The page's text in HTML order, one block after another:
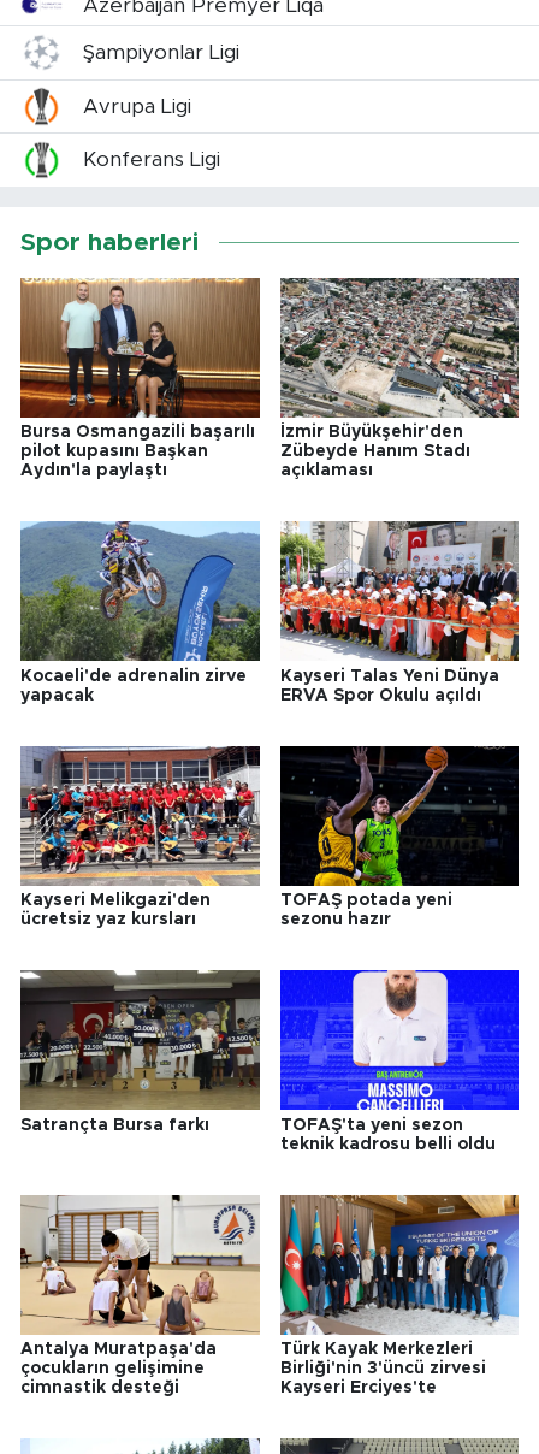
Azerbaijan Premyer Liqa
Şampiyonlar Ligi
Avrupa Ligi
Konferans Ligi
Spor haberleri
Bursa Osmangazili başarılı
pilot kupasını Başkan
Aydın'la paylaştı
İzmir Büyükşehir'den
Zübeyde Hanım Stadı
açıklaması
Kocaeli'de adrenalin zirve
yapacak
Kayseri Talas Yeni Dünya
ERVA Spor Okulu açıldı
Kayseri Melikgazi'den
ücretsiz yaz kursları
TOFAŞ potada yeni
sezonu hazır
Satrançta Bursa farkı
TOFAŞ'ta yeni sezon
teknik kadrosu belli oldu
Antalya Muratpaşa'da
çocukların gelişimine
cimnastik desteği
Türk Kayak Merkezleri
Birliği'nin 3'üncü zirvesi
Kayseri Erciyes'te